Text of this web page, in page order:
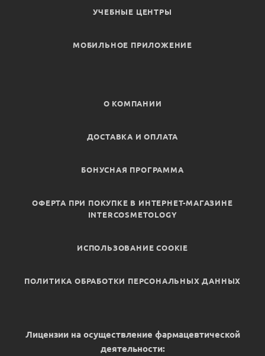
УЧЕБНЫЕ ЦЕНТРЫ
МОБИЛЬНОЕ ПРИЛОЖЕНИЕ
О КОМПАНИИ
ДОСТАВКА И ОПЛАТА
БОНУСНАЯ ПРОГРАММА
ОФЕРТА ПРИ ПОКУПКЕ В ИНТЕРНЕТ-МАГАЗИНЕ
INTERCOSMETOLOGY
ИСПОЛЬЗОВАНИЕ COOKIE
ПОЛИТИКА ОБРАБОТКИ ПЕРСОНАЛЬНЫХ ДАННЫХ
Лицензии на осуществление фармацевтической
деятельности: